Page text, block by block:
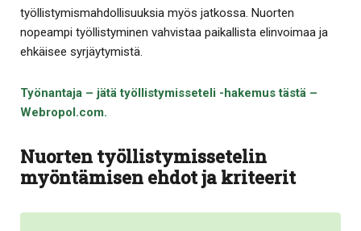
työllistymismahdollisuuksia myös jatkossa. Nuorten
nopeampi työllistyminen vahvistaa paikallista elinvoimaa ja
ehkäisee syrjäytymistä.
Työnantaja – jätä työllistymisseteli -hakemus tästä –
Webropol.com.
Nuorten työllistymissetelin
myöntämisen ehdot ja kriteerit